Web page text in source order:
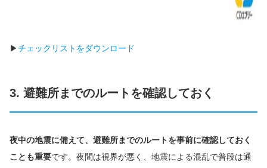
▶チェックリストをダウンロード
3. 避難所までのルートを確認しておく
夜中の地震に備えて、避難所までのルートを事前に確認しておく
ことも重要です。夜間は視界が悪く、地震による混乱で普段は通